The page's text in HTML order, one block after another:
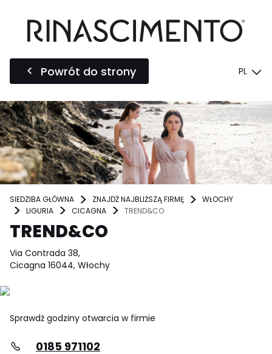
Powrót do strony PL
SIEDZIBA GŁÓWNA ZNAJDŹ NAJBLIŻSZĄ FIRMĘ
WŁOCHY
LIGURIA
CICAGNA TREND&CO
TREND&CO
Via Contrada 38,
Cicagna 16044, Włochy
Sprawdź godziny otwarcia w firmie
0185 971102